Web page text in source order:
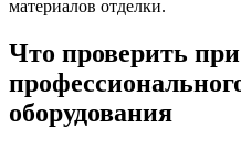
материалов отделки.
Что проверить
оборудования